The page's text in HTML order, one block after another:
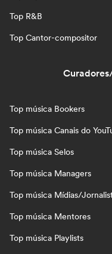
Top R&B
Top Cantor-compositor
Top música Bookers
Top música Canais do
Top música Selos
Top música Managers
Top música Mídias/
Top música Mentores
Top música Playlists